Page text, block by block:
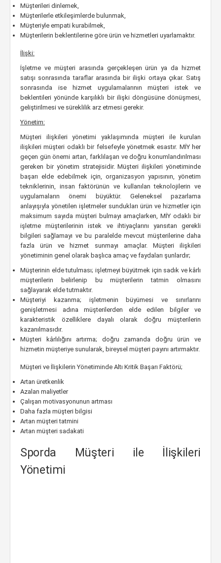
Müşterileri dinlemek,
Müşterilerle etkileşimlerde bulunmak,
Müşteriyle empati kurabilmek,
Müşterilerin beklentilerine göre ürün ve hizmetleri uyarlamaktır.
İlişki:
İşletme ve müşteri arasında gerçekleşen ürün ya da hizmet
satışı sonrasında taraflar arasında bir ilişki ortaya çıkar. Satış
sonrasında ise hizmet uygulamalarının müşteri istek ve
beklentileri yönünde karşılıklı bir ilişki döngüsüne dönüşmesi,
geliştirilmesi ve süreklilik arz etmesi gerekir.
Yönetim:
Müşteri ilişkileri yönetimi yaklaşımında müşteri ile kurulan
ilişkileri müşteri odaklı bir felsefeyle yönetmek esastır. MİY her
geçen gün önemi artan, farklılaşan ve doğru konumlandırılması
gereken bir yönetim stratejisidir. Müşteri ilişkileri yönetiminde
başarı elde edebilmek için, organizasyon yapısının, yönetim
tekniklerinin, insan faktörünün ve kullanılan teknolojilerin ve
uygulamaların önemi büyüktür. Geleneksel pazarlama
anlayışıyla yönetilen işletmeler sundukları ürün ve hizmetler için
maksimum sayıda müşteri bulmayı amaçlarken, MİY odaklı bir
işletme müşterilerinin istek ve ihtiyaçlarını yansıtan gerekli
bilgileri sağlamayı ve bu paralelde mevcut müşterilerine daha
fazla ürün ve hizmet sunmayı amaçlar. Müşteri ilişkileri
yönetiminin genel olarak başlıca amaç ve faydaları şunlardır;
Müşterinin elde tutulması; işletmeyi büyütmek için sadık ve kârlı
müşterilerin belirlenip bu müşterilerin tatmin olmasını
sağlayarak elde tutmaktır.
Müşteriyi kazanma; işletmenin büyümesi ve sınırlarını
genişletmesi adına müşterilerden elde edilen bilgiler ve
karakteristik özelliklere dayalı olarak doğru müşterilerin
kazanılmasıdır.
Müşteri kârlılığını artırma; doğru zamanda doğru ürün ve
hizmetin müşteriye sunularak, bireysel müşteri payını artırmaktır.
Müşteri ve İlişkilerin Yönetiminde Altı Kritik Başarı Faktörü;
Artan üretkenlik
Azalan maliyetler
Çalışan motivasyonunun artması
Daha fazla müşteri bilgisi
Artan müşteri tatmini
Artan müşteri sadakati
Sporda Müşteri ile İlişkileri
Yönetimi